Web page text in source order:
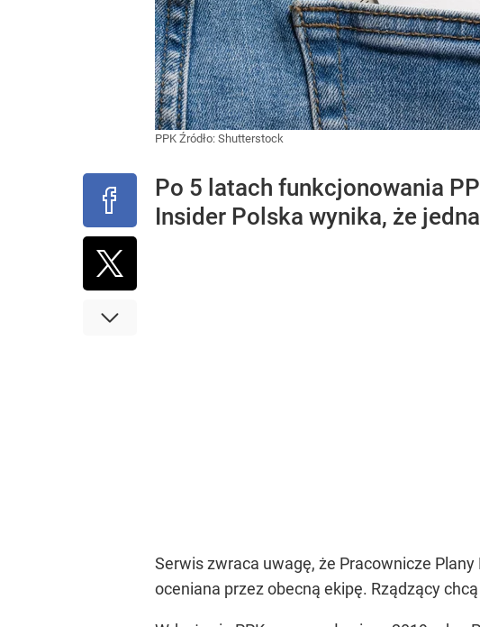
PPK Źródło: Shutterstock
Po 5 latach funkcjonowania
Insider Polska wynika, że
Serwis zwraca uwagę, że Pracownicze
oceniana przez obecną ekipę. Rządzący